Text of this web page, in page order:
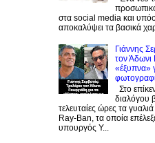
στα social media και
αποκαλύψει τα βασικά
Γιάννης
τον Άδωνι
«έξυπνα»
Στο
διαλόγου
τελευταίες ώρες τα
Ray-Ban, τα οποία
υπουργός Υ...